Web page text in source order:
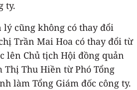
ty.
cũng không có thay đổi
Trần Mai Hoa có thay đổi từ
lên Chủ tịch Hội đồng quản
Thị Thu Hiền từ Phó Tổng
làm Tổng Giám đốc công ty.